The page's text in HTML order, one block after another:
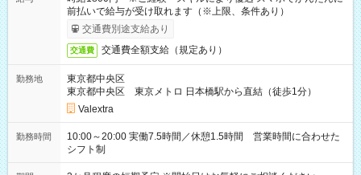
前払いで給与が受け取れます（※上限、条件あり）
交通費別途支給あり
交通費 交通費全額支給（規定あり）
勤務地
東京都中央区
東京都中央区 東京メトロ 日本橋駅から直結（徒歩1分）
Valextra
勤務時間
10:00～20:00 実働7.5時間／休憩1.5時間 営業時間に合わせた
シフト制